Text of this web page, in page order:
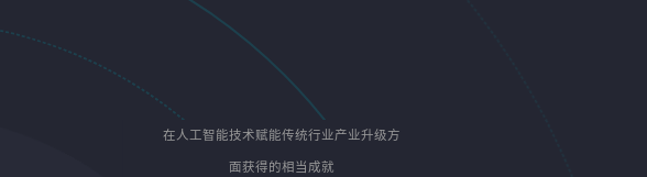
在人工智能技术赋能传统行业产业升级方
面获得的相当成就